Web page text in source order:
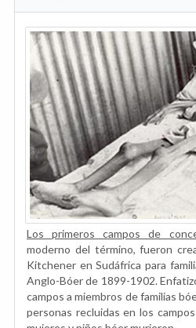
Los primeros campos de
moderno del término, fueron
Kitchener en Sudáfrica para
Anglo-Bóer de 1899-1902.
campos a miembros de familias
personas recluidas en los